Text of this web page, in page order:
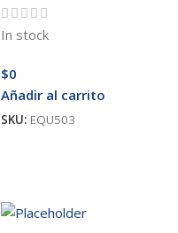
In stock
$0
Añadir al carrito
SKU: EQU503